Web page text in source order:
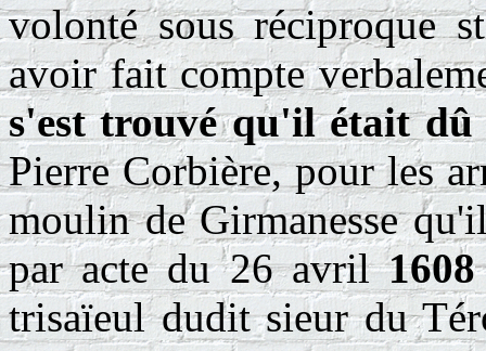
volonté sous réciproque
avoir fait compte
s'est trouvé qu'il était dû
Pierre Corbière, pour les
moulin de Girmanesse
par acte du 26 avril1608
trisaïeul dudit sieur du